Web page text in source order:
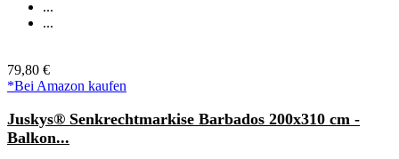
...
...
79,80 €
*Bei Amazon kaufen
Juskys® Senkrechtmarkise Barbados 200x310 cm -
Balkon...